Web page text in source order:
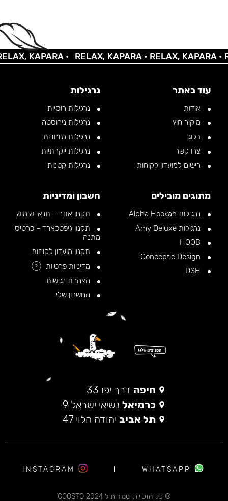
KAPARA • RELAX, KAPARA •RELAX, KAPARA •
עוד באתר
אודות
מיקור חוץ
בלוג
צרו קשר
רישום למועדון לקוחות
נרגילות
נרגילות רוסיות
נרגילות נירוסטה
נרגילות מיוחדות
נרגילות יוקרתיות
נרגילות קטנות
מתוגים מובילים
נרגילות Alpha Hookah
נרגילות Amy Deluxe
חשבון ומדיניות
תקנון אתר – תנאי שימוש
תקנון גיפטכארד – כרטיס
מתנה
תקנון מועדון לקוחות
מדיניות פרטיות
?
הצהרת נגישות
החשבון שלי
חיפה דרך יפו 33
כרמיאל נשיאי ישראל 9
תל אביב יהודה הלוי 47
© כל הזכויות שמורות ל 2024 GOOSTO
WHATSAPP
INSTAGRAM